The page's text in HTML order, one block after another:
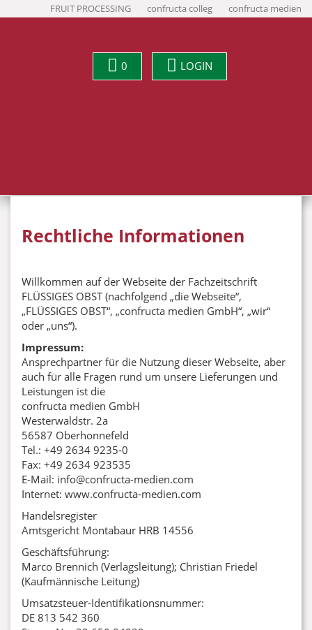
FRUIT PROCESSING confructa colleg confructa medien
0 LOGIN
Rechtliche Informationen
Willkommen auf der Webseite der Fachzeitschrift
FLÜSSIGES OBST (nachfolgend „die Webseite“,
„FLÜSSIGES OBST“, „confructa medien GmbH“, „wir“
oder „uns“).
Impressum:
Ansprechpartner für die Nutzung dieser Webseite, aber
auch für alle Fragen rund um unsere Lieferungen und
Leistungen ist die
confructa medien GmbH
Westerwaldstr. 2a
56587 Oberhonnefeld
Tel.: +49 2634 9235-0
Fax: +49 2634 923535
E-Mail: info@confructa-medien.com
Internet: www.confructa-medien.com
Handelsregister
Amtsgericht Montabaur HRB 14556
Geschäftsführung:
Marco Brennich (Verlagsleitung); Christian Friedel
(Kaufmännische Leitung)
Umsatzsteuer-Identifikationsnummer:
DE 813 542 360